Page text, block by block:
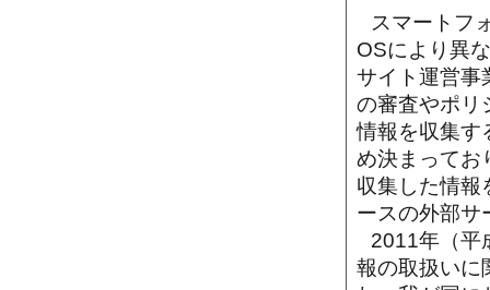
スマートフ
OSにより異
サイト運営事
の審査やポリ
情報を収集す
め決まってお
収集した情報
ースの外部サ
2011年（平
報の取扱いに